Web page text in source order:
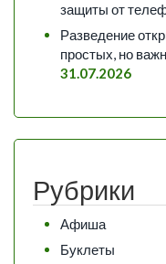
защиты от
Разведение
простых, но
31.07.2026
Рубрики
Афиша
Буклеты